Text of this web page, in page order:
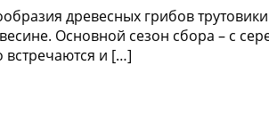
древесных грибов
Основной сезон сбора – с
встречаются и […]